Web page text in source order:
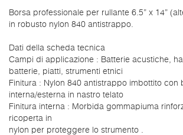
Borsa professionale per rullante 6.5” x 14”
in robusto nylon 840 antistrappo.
Dati della scheda tecnica
Campi di applicazione : Batterie acustiche,
batterie, piatti, strumenti etnici
Finitura : Nylon 840 antistrappo imbottito con
interna/esterna in nastro telato
Finitura interna : Morbida gommapiuma
ricoperta in
nylon per proteggere lo strumento .